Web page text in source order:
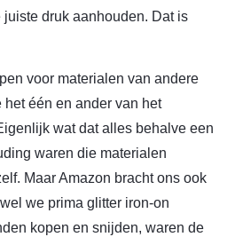
druk aanhouden. Dat is
voor materialen van andere
één en ander van het
wat dat alles behalve een
waren die materialen
Maar Amazon bracht ons ook
we prima glitter iron-on
kopen en snijden, waren de